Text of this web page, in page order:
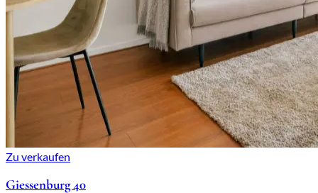
Zu verkaufen
Giessenburg 40